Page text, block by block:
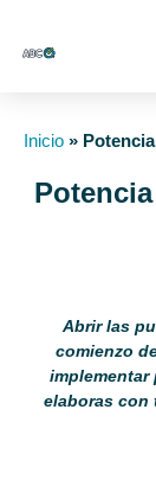
Inicio »
Abrir las
comienzo
implementar
elaboras con